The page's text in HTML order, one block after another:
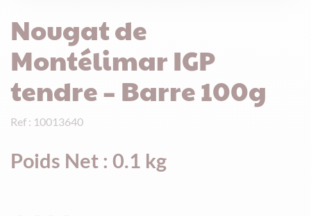
Nougat de
Montélimar IGP
tendre – Barre 100g
Ref : 10013640
Poids Net : 0.1 kg